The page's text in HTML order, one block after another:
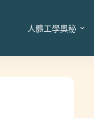
人體工學奧秘